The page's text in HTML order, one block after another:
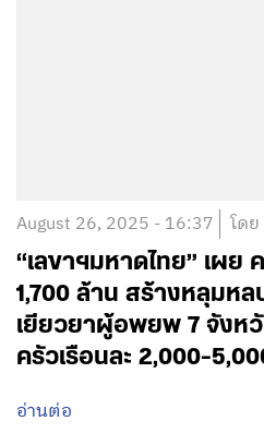
August 26, 2025 - 16:37 โด
“เลขาฯมหาดไทย” เผย
1,700 ล้าน สร้างหลุมห
เยียวยาผู้อพยพ 7 จังห
ครัวเรือนละ 2,000-
อ่านต่อ